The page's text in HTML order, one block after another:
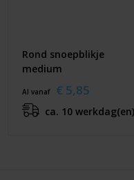
Rond snoepblikje
medium
Al vanaf € 5,85
ca. 10 werkdag(en)